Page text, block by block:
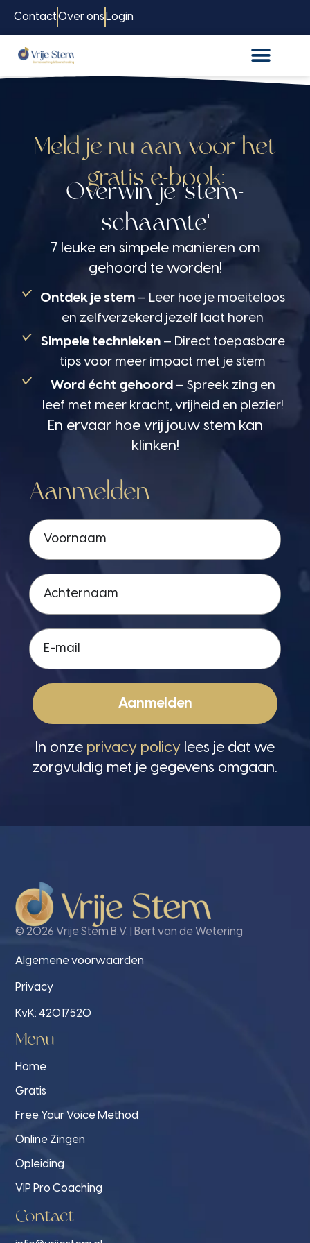
ContactOver ons Login
Meld je nu aan voor het
gratis e-book:
Overwin je 'stem-
schaamte'
7 leuke en simpele manieren om
gehoord te worden!
Ontdek je stem – Leer hoe je moeiteloos
en zelfverzekerd jezelf laat horen
Simpele technieken – Direct toepasbare
tips voor meer impact met je stem
Word écht gehoord – Spreek zing en
leef met meer kracht, vrijheid en plezier!
En ervaar hoe vrij jouw stem kan
klinken!
Aanmelden
Aanmelden
In onze privacy policy lees je dat we
zorgvuldig met je gegevens omgaan.
© 2026 Vrije Stem B.V. | Bert van de Wetering
Algemene voorwaarden
Privacy
KvK: 42017520
Menu
Home
Gratis
Free Your Voice Method
Online Zingen
Opleiding
VIP Pro Coaching
Contact